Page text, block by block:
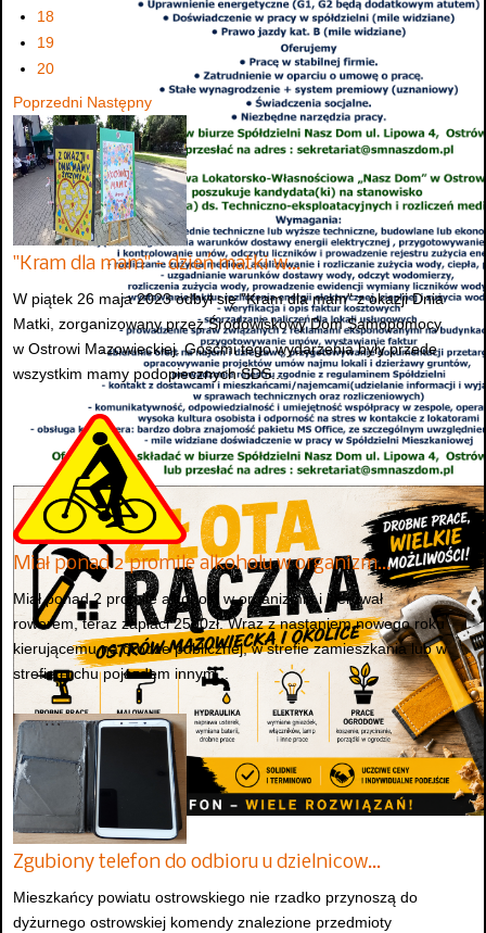
18
19
20
Poprzedni Następny
"Kram dla mam" - dzień matki w…
W piątek 26 maja 2023 odbył się "Kram dla mam" z okazji Dnia
Matki, zorganizowany przez Środowiskowy Dom Samopomocy
w Ostrowi Mazowieckiej. Gośćmi tego wydarzenia były przede
wszystkim mamy podopiecznych ŚDS...
Miał ponad 2 promile alkoholu w organizm…
Miał ponad 2 promile alkoholu w organizmie i kierował
rowerem, teraz zapłaci 2500zł. Wraz z nastaniem nowego roku
kierującemu na drodze publicznej, w strefie zamieszkania lub w
strefie ruchu pojazdem innym...
Zgubiony telefon do odbioru u dzielnicow…
Mieszkańcy powiatu ostrowskiego nie rzadko przynoszą do
dyżurnego ostrowskiej komendy znalezione przedmioty